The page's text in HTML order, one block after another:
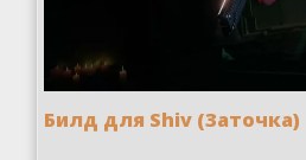
Билд для Shiv (Заточка)